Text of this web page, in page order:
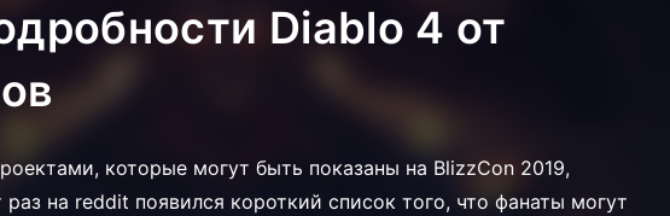
Diablo 4 от
которые могут быть показаны на BlizzCon 2019,
на reddit появился короткий список того, что фанаты могут